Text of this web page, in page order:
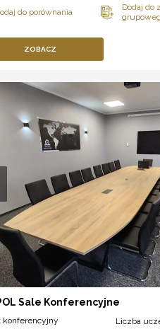
ZOBACZ
Sale Konferencyjne
konferencyjny
Liczba